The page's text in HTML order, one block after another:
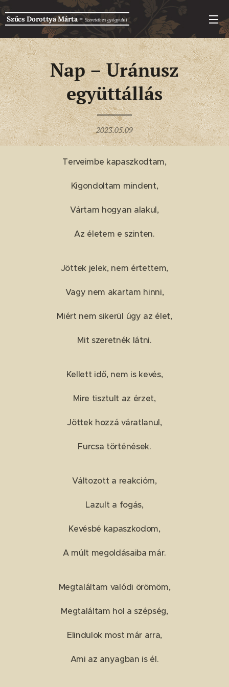
Szűcs Dorottya Márta-Szeretetben gyógyulni
Nap – Uránusz
együttállás
2023.05.09
Terveimbe kapaszkodtam,
Kigondoltam mindent,
Vártam hogyan alakul,
Az életem e szinten.
Jöttek jelek, nem értettem,
Vagy nem akartam hinni,
Miért nem sikerül úgy az élet,
Mit szeretnék látni.
Kellett idő, nem is kevés,
Mire tisztult az érzet,
Jöttek hozzá váratlanul,
Furcsa történések.
Változott a reakcióm,
Lazult a fogás,
Kevésbé kapaszkodom,
A múlt megoldásaiba már.
Megtaláltam valódi örömöm,
Megtaláltam hol a szépség,
Elindulok most már arra,
Ami az anyagban is él.